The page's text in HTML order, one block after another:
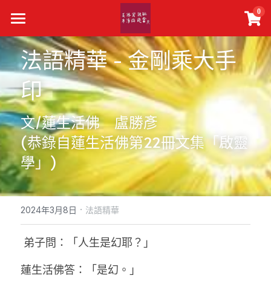
0
主頁
真佛報下載
最新活動
精選文章
關於我們
搜索
法語精華 - 金剛乘大手
印
文/蓮生活佛　盧勝彥
(恭錄自蓮生活佛第22冊文集「啟靈
學」)
2024年3月8日 · 法語精華
弟子問：「人生是幻耶？」
蓮生活佛答：「是幻。」
×
商品分類
所有商品分類